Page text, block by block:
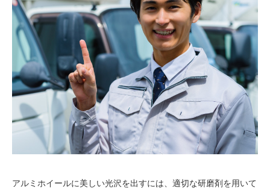
アルミホイールに美しい光沢を出すには、適切な研磨剤を用いて